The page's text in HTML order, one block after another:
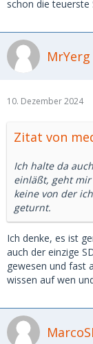
schon die teuerste
MrYerg
10. Dezember 2024
Zitat von
Ich halte da
einläßt, geht
keine von der
geturnt.
Ich denke, es ist
auch der einzige
gewesen und fast
wissen auf wen